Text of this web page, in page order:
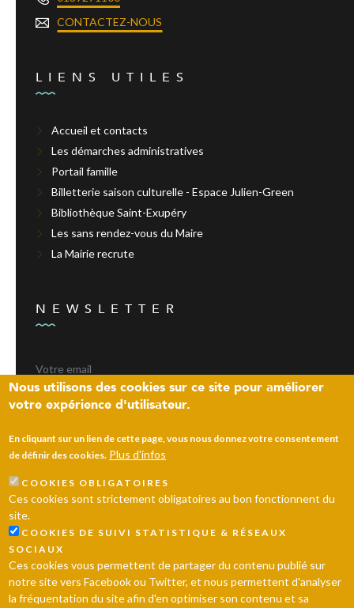
CONTACTEZ-NOUS
LIENS UTILES
Accueil et contacts
Les démarches administratives
Portail famille
Billetterie saison culturelle - Espace Julien-Green
Bibliothèque Saint-Exupéry
Les sans rendez-vous du Maire
La Mairie recrute
NEWSLETTER
ENVOYER
Plan du site
Nous utilisons des cookies sur ce site pour améliorer
votre expérience d'utilisateur.
En cliquant sur un lien de cette page, vous nous donnez votre consentement
de définir des cookies. Plus d'infos
COOKIES OBLIGATOIRES
Ces cookies sont strictement obligatoires au bon fonctionnent du
site.
COOKIES DE SUIVI STATISTIQUE & RÉSEAUX
SOCIAUX
Ces cookies vous permettent de partager du contenu publié sur
notre site vers Facebook ou Twitter, et nous permettent d'analyser
la fréquentation du site afin d'en optimiser son contenu et sa